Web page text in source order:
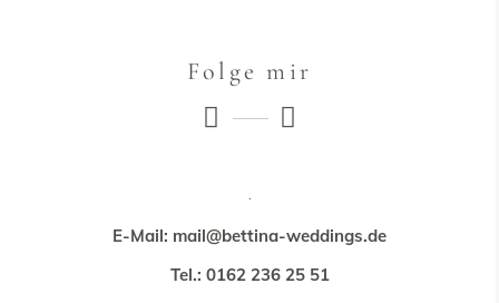
Folge mir
E-Mail: mail@bettina-weddings.de
Tel.: 0162 236 25 51